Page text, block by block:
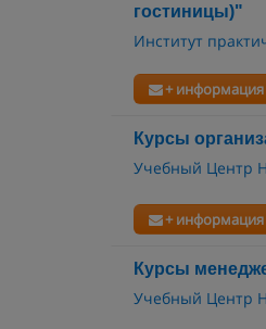
гостиницы)"
Институт
+ информация
Курсы
Учебный Центр
+ информация
Курсы
Учебный Центр